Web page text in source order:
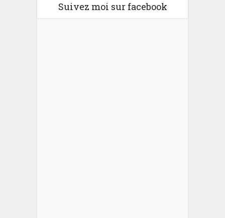
Suivez moi sur facebook